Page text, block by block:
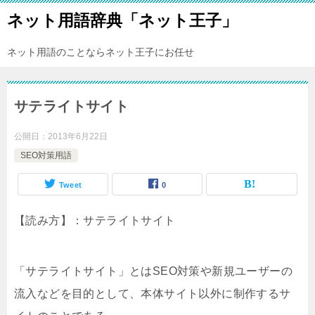
ネット用語辞典「ネット王子」
ネット用語のことならネット王子にお任せ
サテライトサイト
公開日： 2013年6月22日
SEO対策用語
Tweet 0
【読み方】：サテライトサイト
「サテライトサイト」とはSEO対策や新規ユーザーの
流入などを目的として、本体サイト以外に制作するサ